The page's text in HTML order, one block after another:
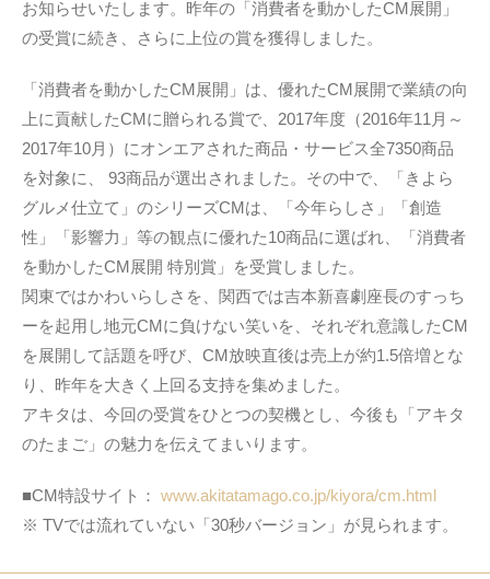
お知らせいたします。昨年の「消費者を動かしたCM展開」
の受賞に続き、さらに上位の賞を獲得しました。
「消費者を動かしたCM展開」は、優れたCM展開で業績の向
上に貢献したCMに贈られる賞で、2017年度（2016年11月～
2017年10月）にオンエアされた商品・サービス全7350商品
を対象に、 93商品が選出されました。その中で、「きよら
グルメ仕立て」のシリーズCMは、「今年らしさ」「創造
性」「影響力」等の観点に優れた10商品に選ばれ、「消費者
を動かしたCM展開 特別賞」を受賞しました。
関東ではかわいらしさを、関西では吉本新喜劇座長のすっち
ーを起用し地元CMに負けない笑いを、それぞれ意識したCM
を展開して話題を呼び、CM放映直後は売上が約1.5倍増とな
り、昨年を大きく上回る支持を集めました。
アキタは、今回の受賞をひとつの契機とし、今後も「アキタ
のたまご」の魅力を伝えてまいります。
■CM特設サイト： www.akitatamago.co.jp/kiyora/cm.html
※ TVでは流れていない「30秒バージョン」が見られます。